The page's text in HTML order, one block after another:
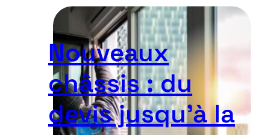
Nouveaux
châssis : du
devis jusqu’à la